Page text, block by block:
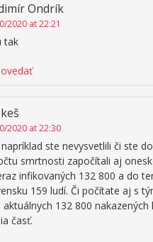
Ondrík
2020 at 22:21
tak
2020 at 22:30
ste nevysvetlili či ste do
smrtnosti započítali aj
infikovaných 132 800 a do
159 ludí. Či počítate aj s
aktuálnych 132 800 nakazených
časť.